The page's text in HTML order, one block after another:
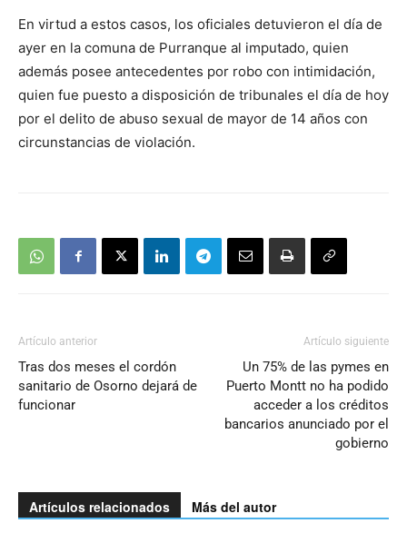
En virtud a estos casos, los oficiales detuvieron el día de
ayer en la comuna de Purranque al imputado, quien
además posee antecedentes por robo con intimidación,
quien fue puesto a disposición de tribunales el día de hoy
por el delito de abuso sexual de mayor de 14 años con
circunstancias de violación.
Artículo anterior
Tras dos meses el cordón
sanitario de Osorno dejará de
funcionar
Artículo siguiente
Un 75% de las pymes en
Puerto Montt no ha podido
acceder a los créditos
bancarios anunciado por el
gobierno
Artículos relacionados Más del autor